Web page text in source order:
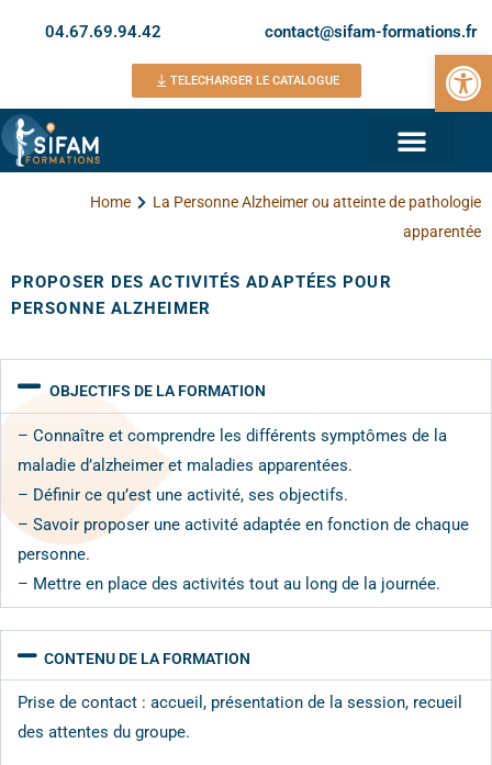
Ouvrir
04.67.69.94.42 contact@sifam-formations.fr
TELECHARGER LE CATALOGUE
Home
La Personne Alzheimer ou atteinte de pathologie
apparentée
PROPOSER DES ACTIVITÉS ADAPTÉES POUR
PERSONNE ALZHEIMER
OBJECTIFS DE LA FORMATION
– Connaître et comprendre les différents symptômes de la
maladie d’alzheimer et maladies apparentées.
– Définir ce qu’est une activité, ses objectifs.
– Savoir proposer une activité adaptée en fonction de chaque
personne.
– Mettre en place des activités tout au long de la journée.
CONTENU DE LA FORMATION
Prise de contact : accueil, présentation de la session, recueil
des attentes du groupe.